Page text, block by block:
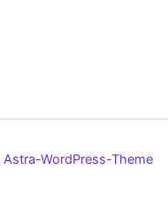
Astra-WordPress-Theme